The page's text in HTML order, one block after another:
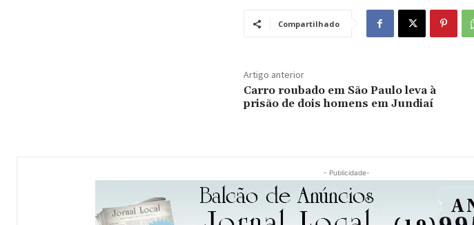
Compartilhado
Artigo anterior
Carro roubado em São Paulo leva à
prisão de dois homens em Jundiaí
- Publicidade-